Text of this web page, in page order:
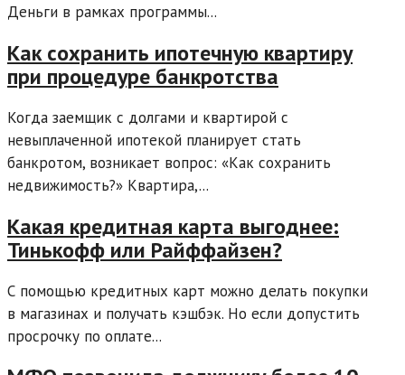
Деньги в рамках программы...
Как сохранить ипотечную квартиру
при процедуре банкротства
Когда заемщик с долгами и квартирой с
невыплаченной ипотекой планирует стать
банкротом, возникает вопрос: «Как сохранить
недвижимость?» Квартира,...
Какая кредитная карта выгоднее:
Тинькофф или Райффайзен?
С помощью кредитных карт можно делать покупки
в магазинах и получать кэшбэк. Но если допустить
просрочку по оплате...